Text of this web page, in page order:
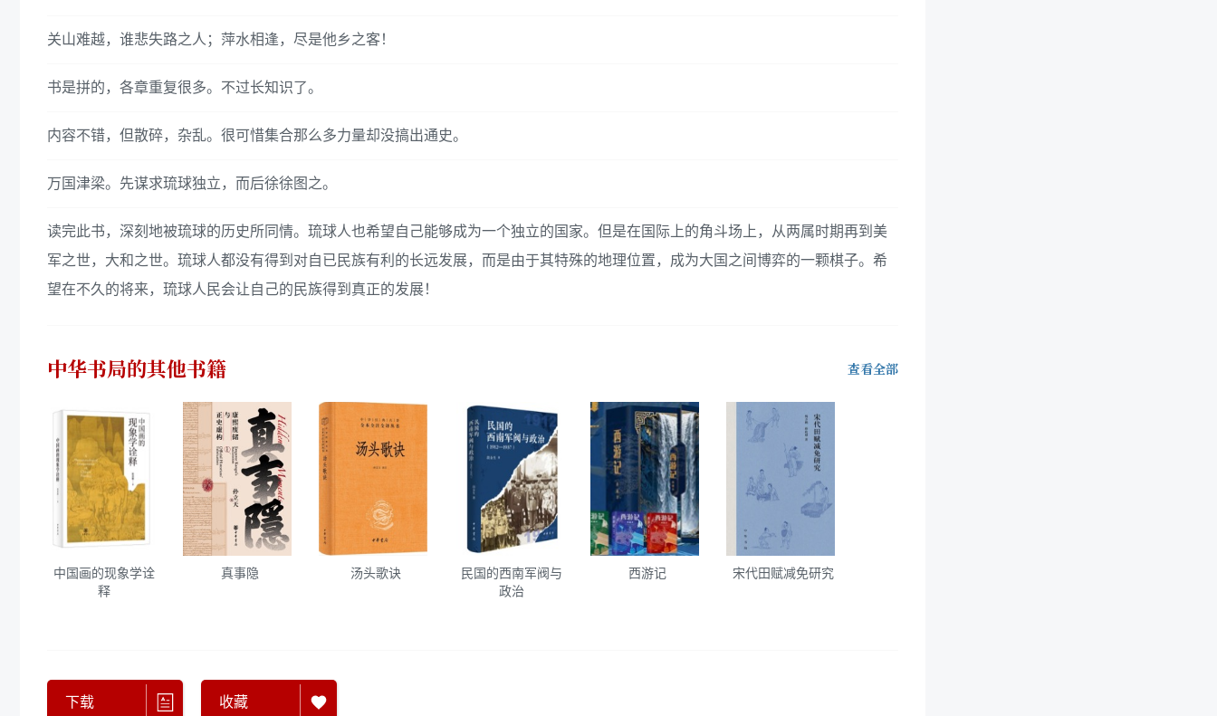
关山难越，谁悲失路之人；萍水相逢，尽是他乡之客！
书是拼的，各章重复很多。不过长知识了。
内容不错，但散碎，杂乱。很可惜集合那么多力量却没搞出通史。
万国津梁。先谋求琉球独立，而后徐徐图之。
读完此书，深刻地被琉球的历史所同情。琉球人也希望自己能够成为一个独立的国家。但是在国际上的角斗场上，从两属时期再到美
军之世，大和之世。琉球人都没有得到对自已民族有利的长远发展，而是由于其特殊的地理位置，成为大国之间博弈的一颗棋子。希
望在不久的将来，琉球人民会让自己的民族得到真正的发展！
中华书局的其他书籍 查看全部
中国画的现象学诠
释
真事隐 汤头歌诀
民国的西南军阀与
政治
西游记 宋代田赋减免研究
下载 收藏